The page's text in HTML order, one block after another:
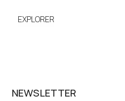
EXPLORER
NEWSLETTER